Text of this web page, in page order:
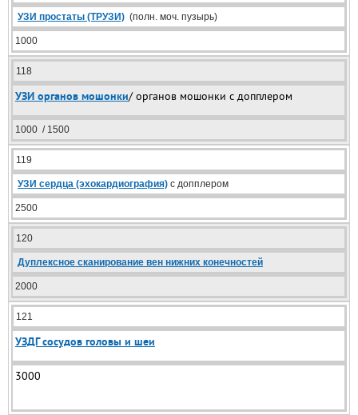
УЗИ простаты (ТРУЗИ) (полн. моч. пузырь)
1000
118
УЗИ органов мошонки/ органов мошонки с допплером
1000 / 1500
119
УЗИ сердца (эхокардиография) с допплером
2500
120
Дуплексное сканирование вен нижних конечностей
2000
121
УЗДГ сосудов головы и шеи
3000